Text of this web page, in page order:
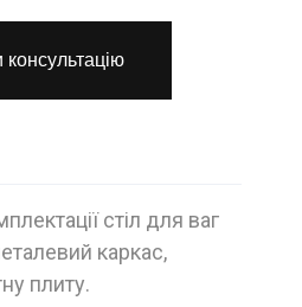
стіл для ваг
каркас,
плиту.